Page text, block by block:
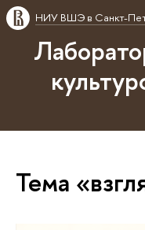
НИУ ВШЭ в Санкт-
Тема